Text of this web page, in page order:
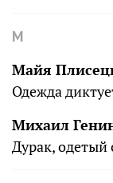
М
Майя
Одежда
Михаил
Дурак, одетый